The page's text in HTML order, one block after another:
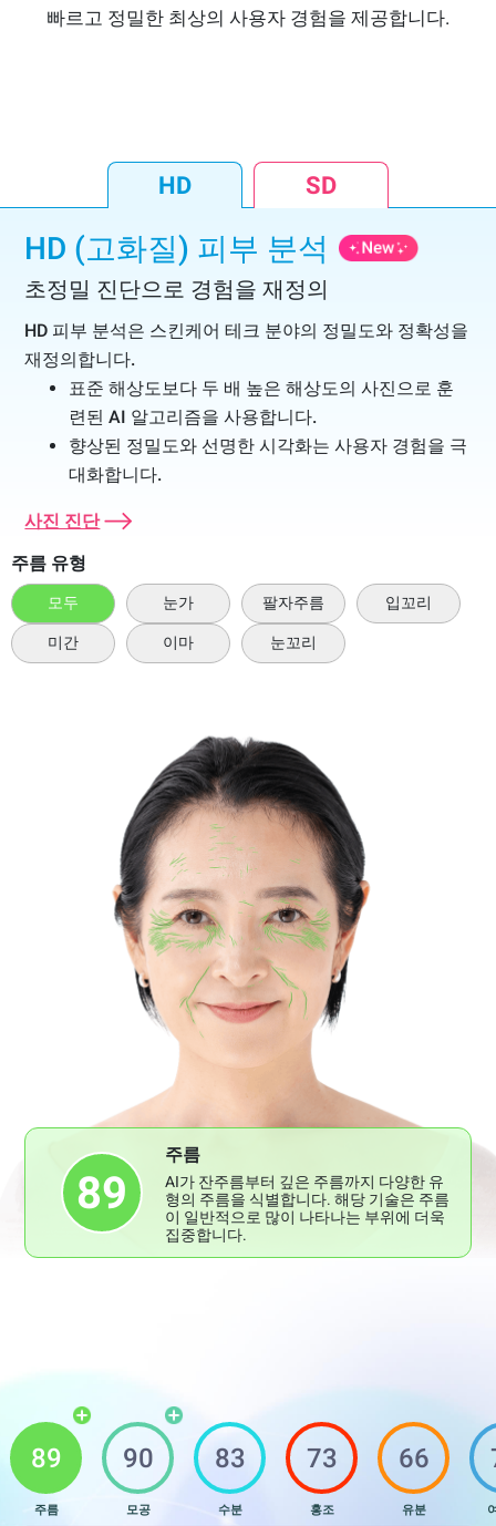
빠르고 정밀한 최상의 사용자 경험을 제공합니다.
HD SD
HD (고화질) 피부 분석
초정밀 진단으로 경험을 재정의
HD 피부 분석은 스킨케어 테크 분야의 정밀도와 정확성을
재정의합니다.
표준 해상도보다 두 배 높은 해상도의 사진으로 훈
련된 AI 알고리즘을 사용합니다.
향상된 정밀도와 선명한 시각화는 사용자 경험을 극
대화합니다.
사진 진단
주름 유형
모두 눈가 팔자주름 입꼬리
미간 이마 눈꼬리
89
주름
AI가 잔주름부터 깊은 주름까지 다양한 유
형의 주름을 식별합니다. 해당 기술은 주름
이 일반적으로 많이 나타나는 부위에 더욱
집중합니다.
89
주름
90
모공
83
수분
73
홍조
66
유분